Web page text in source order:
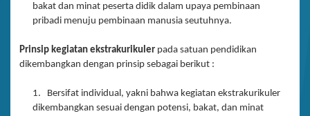
bakat dan minat peserta didik dalam upaya pembinaan
pribadi menuju pembinaan manusia seutuhnya.
Prinsip kegiatan ekstrakurikuler pada satuan pendidikan
dikembangkan dengan prinsip sebagai berikut :
1. Bersifat individual, yakni bahwa kegiatan ekstrakurikuler
dikembangkan sesuai dengan potensi, bakat, dan minat